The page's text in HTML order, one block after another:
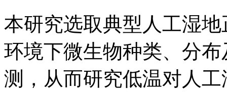
本研究选取典型人工湿
环境下微生物种类、分
测，从而研究低温对人